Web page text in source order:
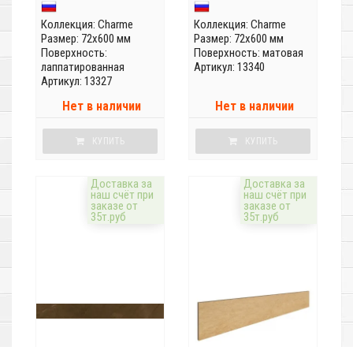
Коллекция: Charme
Размер: 72x600 мм
Поверхность:
лаппатированная
Артикул: 13327
Нет в наличии
КУПИТЬ
Коллекция: Charme
Размер: 72x600 мм
Поверхность: матовая
Артикул: 13340
Нет в наличии
КУПИТЬ
Доставка за
наш счёт при
заказе от
35т.руб
Доставка за
наш счёт при
заказе от
35т.руб